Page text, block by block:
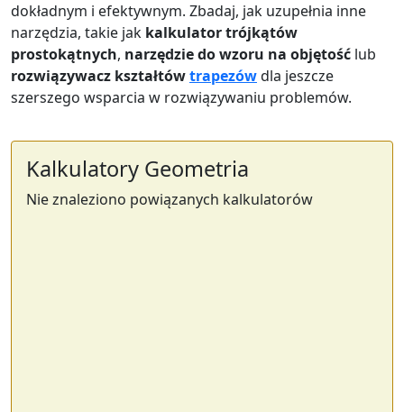
dokładnym i efektywnym. Zbadaj, jak uzupełnia inne
narzędzia, takie jak kalkulator trójkątów
prostokątnych, narzędzie do wzoru na objętość lub
rozwiązywacz kształtówtrapezówdla jeszcze
szerszego wsparcia w rozwiązywaniu problemów.
Kalkulatory Geometria
Nie znaleziono powiązanych kalkulatorów